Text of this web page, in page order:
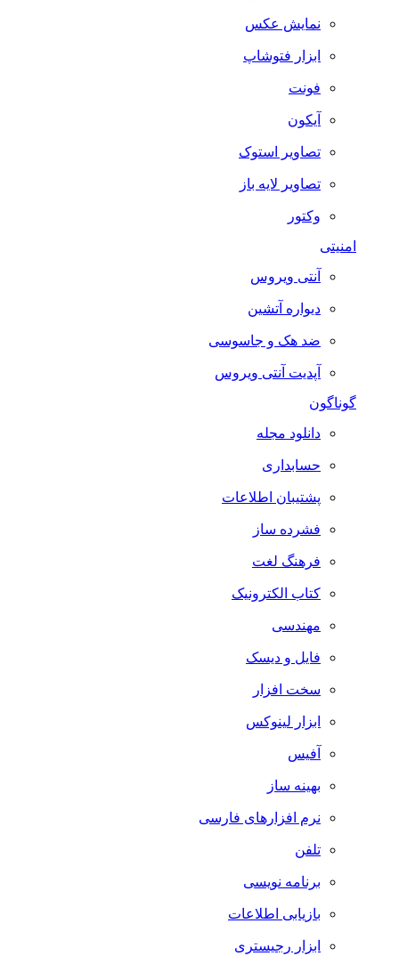
نمایش عکس
ابزار فتوشاپ
فونت
آیکون
تصاویر استوک
تصاویر لایه باز
وکتور
امنیتی
آنتی ویروس
دیواره آتشین
ضد هک و جاسوسی
آپدیت آنتی ویروس
گوناگون
دانلود مجله
حسابداری
پشتیبان اطلاعات
فشرده ساز
فرهنگ لغت
کتاب الکترونیک
مهندسی
فایل و دیسک
سخت افزار
ابزار لینوکس
آفیس
بهینه ساز
نرم افزارهای فارسی
تلفن
برنامه نویسی
بازیابی اطلاعات
ابزار رجیستری